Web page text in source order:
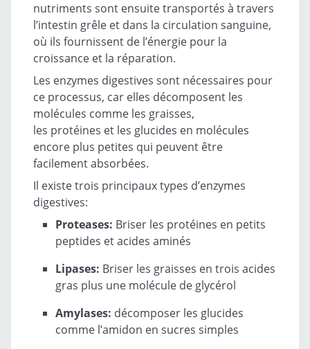
nutriments sont ensuite transportés à travers
l’intestin grêle et dans la circulation sanguine,
où ils fournissent de l’énergie pour la
croissance et la réparation.
Les enzymes digestives sont nécessaires pour
ce processus, car elles décomposent les
molécules comme les graisses,
les protéines et les glucides en molécules
encore plus petites qui peuvent être
facilement absorbées.
Il existe trois principaux types d’enzymes
digestives:
Proteases: Briser les protéines en petits
peptides et acides aminés
Lipases: Briser les graisses en trois acides
gras plus une molécule de glycérol
Amylases: décomposer les glucides
comme l’amidon en sucres simples